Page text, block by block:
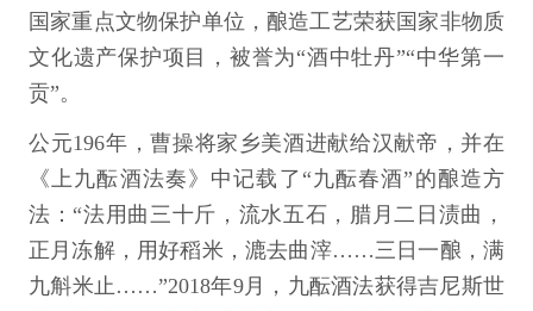
国家重点文物保护单位，酿造工艺荣获国家非物质
文化遗产保护项目，被誉为“酒中牡丹”“中华第一
贡”。
公元196年，曹操将家乡美酒进献给汉献帝，并在
《上九酝酒法奏》中记载了“九酝春酒”的酿造方
法：“法用曲三十斤，流水五石，腊月二日渍曲，
正月冻解，用好稻米，漉去曲滓……三日一酿，满
九斛米止……”2018年9月，九酝酒法获得吉尼斯世